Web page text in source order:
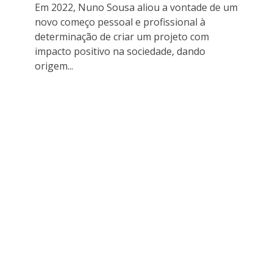
Em 2022, Nuno Sousa aliou a vontade de um
novo começo pessoal e profissional à
determinação de criar um projeto com
impacto positivo na sociedade, dando
origem...